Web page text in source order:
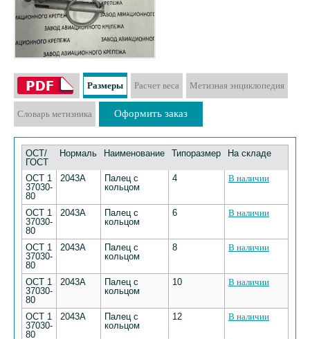
Размеры Расчет веса Метизная энциклопедия
Словарь метизника Оформить заказ
ОСТ/
ГОСТ
Нормаль Наименование Типоразмер На складе
ОСТ 1
37030-
80
2043А
Палец с
кольцом
4 В наличии
ОСТ 1
37030-
80
2043А
Палец с
кольцом
6 В наличии
ОСТ 1
37030-
80
2043А
Палец с
кольцом
8 В наличии
ОСТ 1
37030-
80
2043А
Палец с
кольцом
10 В наличии
ОСТ 1
37030-
80
2043А
Палец с
кольцом
12 В наличии